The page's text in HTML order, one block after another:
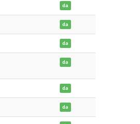
da
da
da
da
da
da